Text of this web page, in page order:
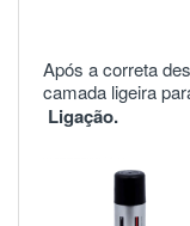
Após a correta
camada ligeira
Ligação.